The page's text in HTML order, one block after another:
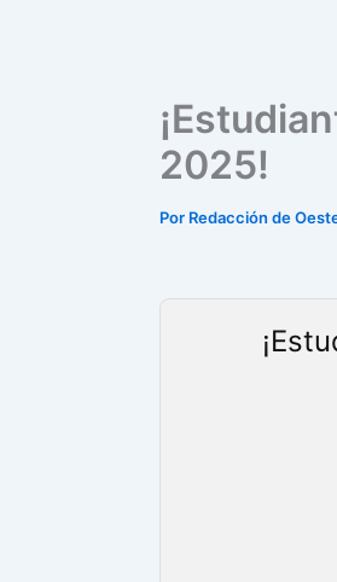
2025!
Por Redacción de